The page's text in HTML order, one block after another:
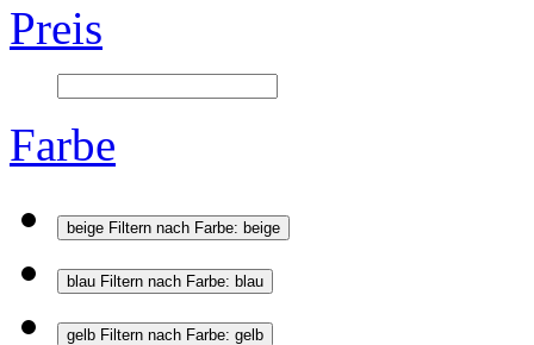
Preis
Farbe
beige Filtern nach Farbe: beige
blau Filtern nach Farbe: blau
gelb Filtern nach Farbe: gelb